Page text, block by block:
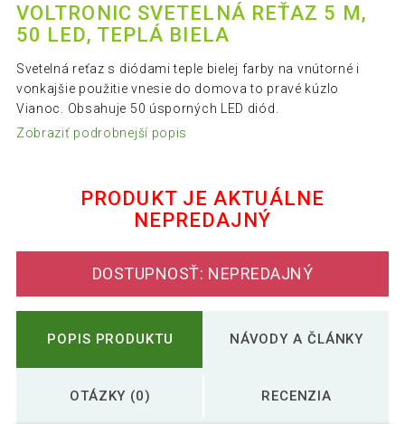
VOLTRONIC SVETELNÁ REŤAZ 5 M,
50 LED, TEPLÁ BIELA
Svetelná reťaz s diódami teple bielej farby na vnútorné i
vonkajšie použitie vnesie do domova to pravé kúzlo
Vianoc. Obsahuje 50 úsporných LED diód.
Zobraziť podrobnejší popis
PRODUKT JE AKTUÁLNE
NEPREDAJNÝ
DOSTUPNOSŤ: NEPREDAJNÝ
POPIS PRODUKTU NÁVODY A ČLÁNKY
OTÁZKY (0) RECENZIA